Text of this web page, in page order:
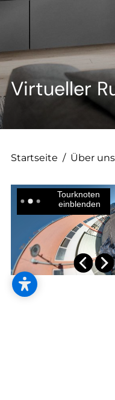
Virtueller
Startseite / Über uns